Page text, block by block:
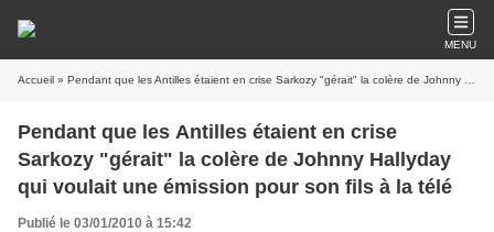
MENU
Accueil » Pendant que les Antilles étaient en crise Sarkozy "gérait" la colère de Johnny Hallyday qui voulait une émission pour son fils à la télé
Pendant que les Antilles étaient en crise
Sarkozy "gérait" la colère de Johnny Hallyday
qui voulait une émission pour son fils à la télé
Publié le 03/01/2010 à 15:42